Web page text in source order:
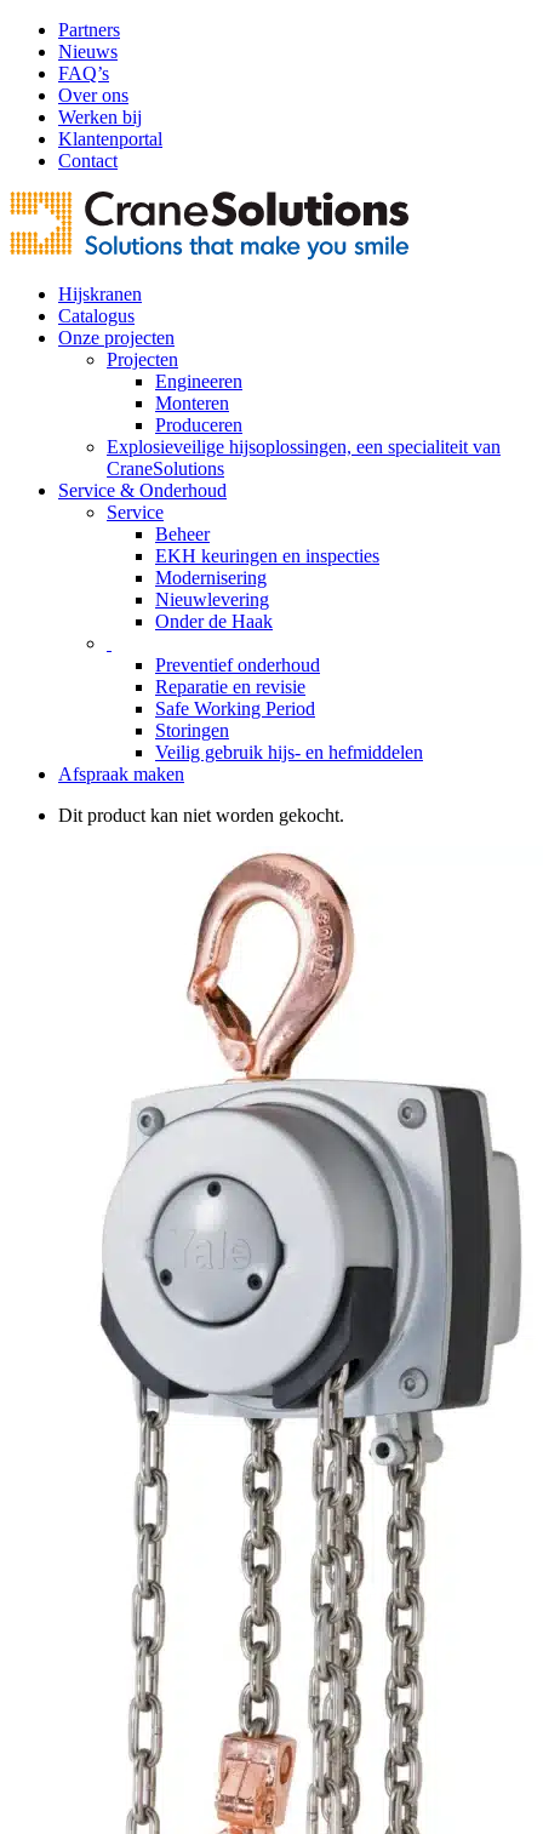
Partners
Nieuws
FAQ’s
Over ons
Werken bij
Klantenportal
Contact
Hijskranen
Catalogus
Onze projecten
Projecten
Engineeren
Monteren
Produceren
Explosieveilige hijsoplossingen, een specialiteit van
CraneSolutions
Service & Onderhoud
Service
Beheer
EKH keuringen en inspecties
Modernisering
Nieuwlevering
Onder de Haak
Preventief onderhoud
Reparatie en revisie
Safe Working Period
Storingen
Veilig gebruik hijs- en hefmiddelen
Afspraak maken
Dit product kan niet worden gekocht.